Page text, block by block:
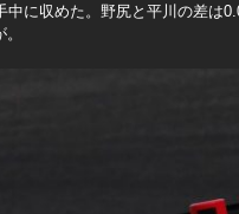
に収めた。野尻と平川の差